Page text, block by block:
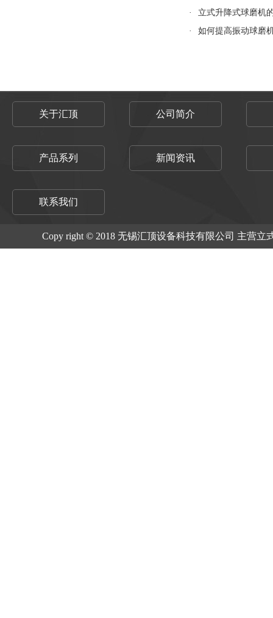
·
立式升降式球磨机
·
如何提高振动球磨
关于汇顶 公司简介
产品系列 新闻资讯
联系我们
Copy right © 2018 无锡汇顶设备科技有限公司